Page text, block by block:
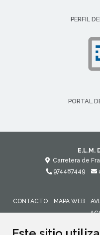
PERFIL
PORTAL
E.L.M.
Carretera de
974487449
CONTACTO MAPA WEB